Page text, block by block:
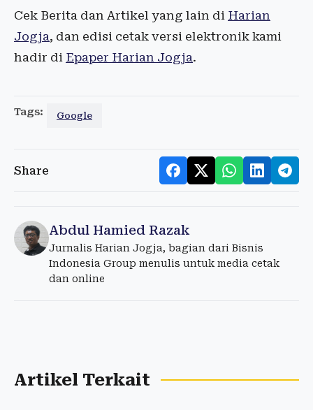
Cek Berita dan Artikel yang lain di Harian
Jogja, dan edisi cetak versi elektronik kami
hadir di Epaper Harian Jogja.
Tags: Google
Share
Abdul Hamied Razak
Jurnalis Harian Jogja, bagian dari Bisnis
Indonesia Group menulis untuk media cetak
dan online
Artikel Terkait